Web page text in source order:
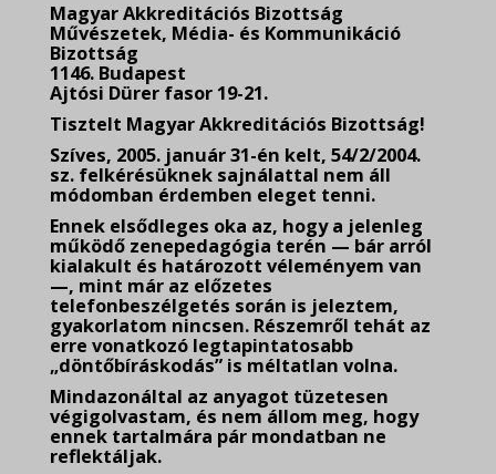
Magyar Akkreditációs Bizottság
Művészetek, Média- és Kommunikáció
Bizottság
1146. Budapest
Ajtósi Dürer fasor 19-21.
Tisztelt Magyar Akkreditációs Bizottság!
Szíves, 2005. január 31-én kelt, 54/2/2004.
sz. felkérésüknek sajnálattal nem áll
módomban érdemben eleget tenni.
Ennek elsődleges oka az, hogy a jelenleg
működő zenepedagógia terén — bár arról
kialakult és határozott véleményem van
—, mint már az előzetes
telefonbeszélgetés során is jeleztem,
gyakorlatom nincsen. Részemről tehát az
erre vonatkozó legtapintatosabb
„döntőbíráskodás” is méltatlan volna.
Mindazonáltal az anyagot tüzetesen
végigolvastam, és nem állom meg, hogy
ennek tartalmára pár mondatban ne
reflektáljak.